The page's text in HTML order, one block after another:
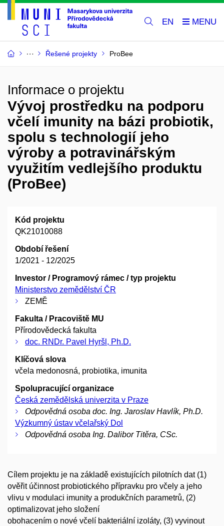
EN
Řešené projekty ProBee
Informace o projektu
Vývoj prostředku na podporu
včelí imunity na bázi probiotik,
spolu s technologií jeho
výroby a potravinářským
využitím vedlejšího produktu
(ProBee)
Kód projektu
QK21010088
Období řešení
1/2021 - 12/2025
Investor / Programový rámec / typ projektu
Ministerstvo zemědělství ČR
ZEMĚ
Fakulta / Pracoviště MU
Přírodovědecká fakulta
doc. RNDr. Pavel Hyršl, Ph.D.
Klíčová slova
včela medonosná, probiotika, imunita
Spolupracující organizace
Česká zemědělská univerzita v Praze
Odpovědná osoba doc. Ing. Jaroslav Havlík, Ph.D.
Výzkumný ústav včelařský Dol
Odpovědná osoba Ing. Dalibor Titěra, CSc.
Cílem projektu je na základě existujících pilotních dat (1)
ověřit účinnost probiotického přípravku pro včely a jeho
vlivu v modulaci imunity a produkčních parametrů, (2)
optimalizovat jeho složení
obohacením o nové včelí bakteriální izoláty, (3) vyvinout